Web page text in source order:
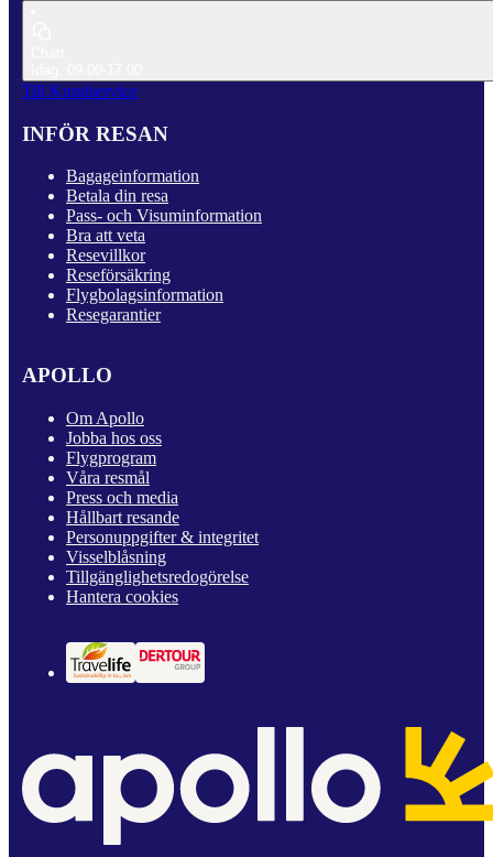
Till Kundservice
INFÖR RESAN
Bagageinformation
Betala din resa
Pass- och Visuminformation
Bra att veta
Resevillkor
Reseförsäkring
Flygbolagsinformation
Resegarantier
APOLLO
Om Apollo
Jobba hos oss
Flygprogram
Våra resmål
Press och media
Hållbart resande
Personuppgifter & integritet
Visselblåsning
Tillgänglighetsredogörelse
Hantera cookies